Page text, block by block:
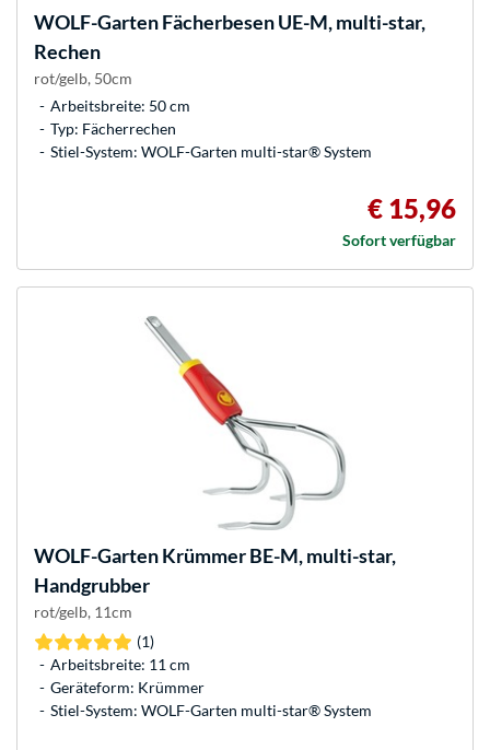
WOLF-GartenFächerbesen UE-M, multi-star,
Rechen
rot/gelb, 50cm
Arbeitsbreite: 50 cm
Typ: Fächerrechen
Stiel-System: WOLF-Garten multi-star® System
€ 15,96
Sofort verfügbar
WOLF-GartenKrümmer BE-M, multi-star,
Handgrubber
rot/gelb, 11cm
(1)
Arbeitsbreite: 11 cm
Geräteform: Krümmer
Stiel-System: WOLF-Garten multi-star® System